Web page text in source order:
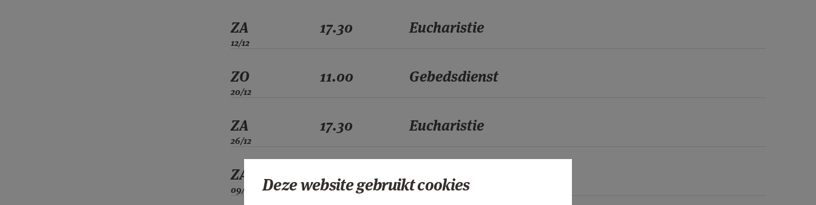
ZA
12/12
17.30 Eucharistie
ZO
20/12
11.00 Gebedsdienst
ZA
26/12
17.30 Eucharistie
ZA
09/01
17.30 Eucharistie
Deze website gebruikt cookies